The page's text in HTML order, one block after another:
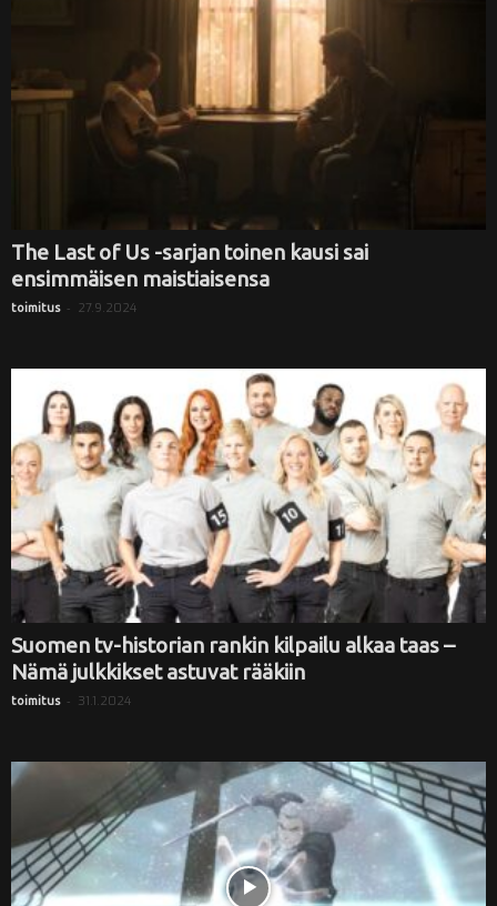
The Last of Us -sarjan toinen kausi sai
ensimmäisen maistiaisensa
toimitus - 27.9.2024
Suomen tv-historian rankin kilpailu alkaa taas –
Nämä julkkikset astuvat rääkiin
toimitus - 31.1.2024